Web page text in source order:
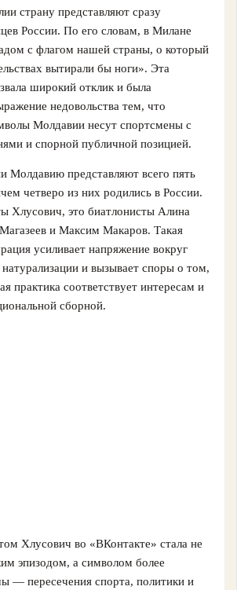
страну представляют сразу
России. По его словам, в Милане
с флагом нашей страны, о который
вытирали бы ноги». Эта
широкий отклик и была
недовольства тем, что
Молдавии несут спортсмены с
и спорной публичной позицией.
Молдавию представляют всего пять
четверо из них родились в России.
Хлусович, это биатлонисты Алина
и Максим Макаров. Такая
усиливает напряжение вокруг
и вызывает споры о том,
практика соответствует интересам и
сборной.
Хлусович во «ВКонтакте» стала не
эпизодом, а символом более
— пересечения спорта, политики и